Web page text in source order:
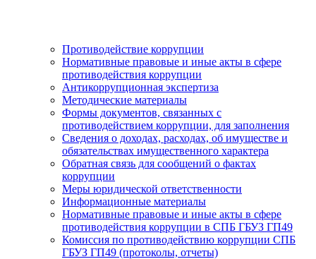
Противодействие коррупции
Нормативные правовые и иные акты в сфере
противодействия коррупции
Антикоррупционная экспертиза
Методические материалы
Формы документов, связанных с
противодействием коррупции, для заполнения
Сведения о доходах, расходах, об имуществе и
обязательствах имущественного характера
Обратная связь для сообщений о фактах
коррупции
Меры юридической ответственности
Информационные материалы
Нормативные правовые и иные акты в сфере
противодействия коррупции в СПБ ГБУЗ ГП49
Комиссия по противодействию коррупции СПБ
ГБУЗ ГП49 (протоколы, отчеты)